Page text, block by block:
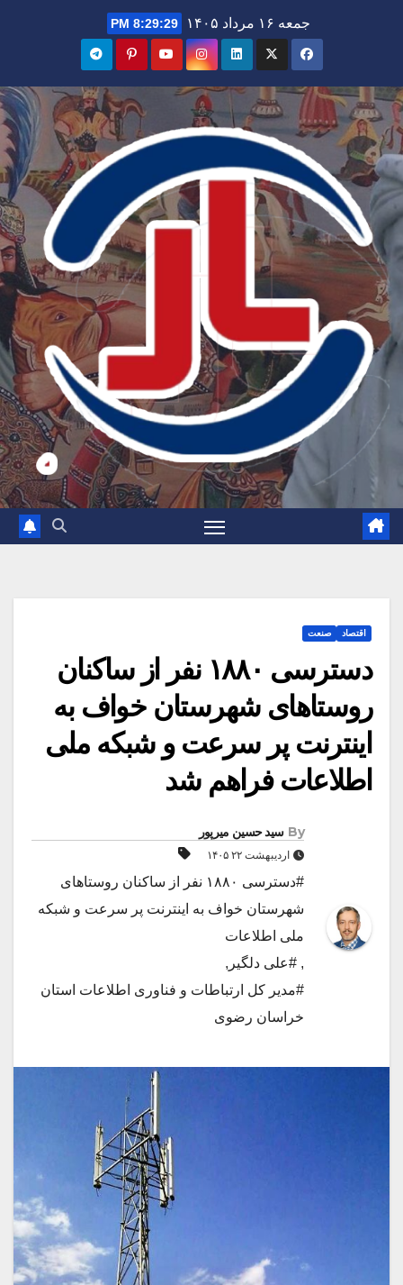
جمعه ۱۶ مرداد ۱۴۰۵ 8:29:31 PM
اقتصاد صنعت
دسترسی ۱۸۸۰ نفر از ساکنان
روستاهای شهرستان خواف به
اینترنت پر سرعت و شبکه ملی
اطلاعات فراهم شد
By سید حسین میرپور
اردیبهشت ۲۲ ۱۴۰۵
#دسترسی ۱۸۸۰ نفر از ساکنان روستاهای
شهرستان خواف به اینترنت پر سرعت و شبکه
ملی اطلاعات
, #علی دلگیر ,
#مدیر کل ارتباطات و فناوری اطلاعات استان
خراسان رضوی